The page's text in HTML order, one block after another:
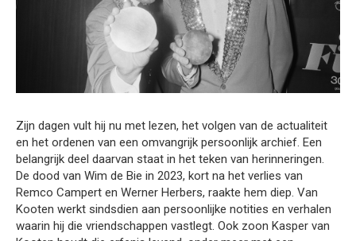
Zijn dagen vult hij nu met lezen, het volgen van de actualiteit
en het ordenen van een omvangrijk persoonlijk archief. Een
belangrijk deel daarvan staat in het teken van herinneringen.
De dood van Wim de Bie in 2023, kort na het verlies van
Remco Campert en Werner Herbers, raakte hem diep. Van
Kooten werkt sindsdien aan persoonlijke notities en verhalen
waarin hij die vriendschappen vastlegt. Ook zoon Kasper van